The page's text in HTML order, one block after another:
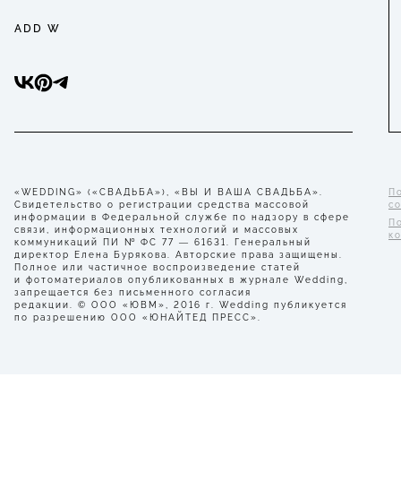
ADD W
«WEDDING» («СВАДЬБА»), «ВЫ И ВАША СВАДЬБА».
Свидетельство о регистрации средства массовой
информации в Федеральной службе по надзору в сфере
связи, информационных технологий и массовых
коммуникаций ПИ № ФС 77 — 61631. Генеральный
директор Елена Бурякова. Авторские права защищены.
Полное или частичное воспроизведение статей
и фотоматериалов опубликованных в журнале Wedding,
запрещается без письменного согласия
редакции. © ООО «ЮВМ», 2016 г. Wedding публикуется
по разрешению ООО «ЮНАЙТЕД ПРЕСС».